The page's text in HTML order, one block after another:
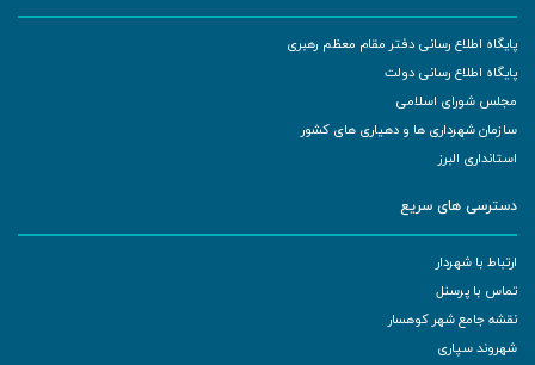
پایگاه اطلاع رسانی دفتر مقام معظم رهبری
پایگاه اطلاع رسانی دولت
مجلس شورای اسلامی
سازمان شهرداری ها و دهیاری های کشور
استانداری البرز
دسترسی های سریع
ارتباط با شهردار
تماس با پرسنل
نقشه جامع شهر کوهسار
شهروند سپاری